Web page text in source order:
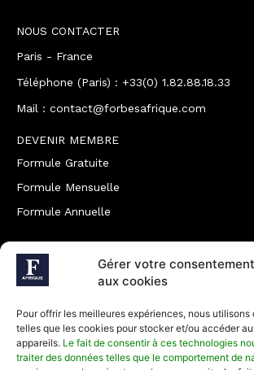
Gérer votre consentement
aux cookies
Pour offrir les meilleures expériences, nous
telles que les cookies pour stocker et/ou accéder
appareils. Le fait de consentir à ces technologies
traiter des données telles que le comportement de
NOUS CONTACTER
Paris - France
Téléphone (Paris) : +33(0) 1.82.88.18.33
Mail : contact@forbesafrique.com
DEVENIR MEMBRE
Formule Gratuite
Formule Mensuelle
Formule Annuelle
JOINDRE L'ÉQUIPE
Rédaction
Développement commercial
Communiquer avec Forbes Afrique